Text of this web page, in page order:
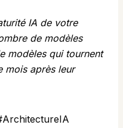
IA de votre
de modèles
modèles qui tournent
mois après leur